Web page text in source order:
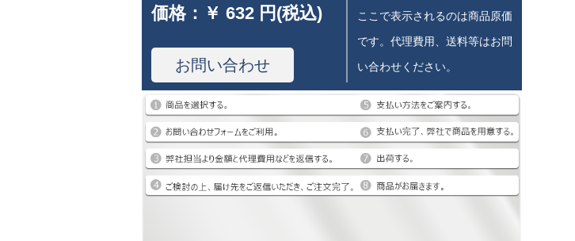
価格： ￥ 632 円(税込)
お問い合わせ
ここで表示されるのは商品原価
です。代理費用、送料等はお問
い合わせください。